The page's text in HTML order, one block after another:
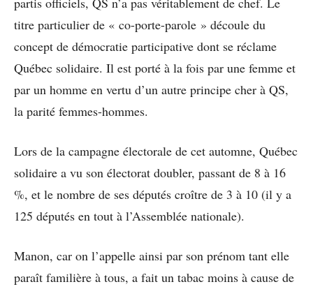
titre particulier de « co-porte-parole » découle du
concept de démocratie participative dont se réclame
Québec solidaire. Il est porté à la fois par une femme et
par un homme en vertu d’un autre principe cher à QS,
la parité femmes-hommes.
Lors de la campagne électorale de cet automne, Québec
solidaire a vu son électorat doubler, passant de 8 à 16
%, et le nombre de ses députés croître de 3 à 10 (il y a
125 députés en tout à l’Assemblée nationale).
Manon, car on l’appelle ainsi par son prénom tant elle
paraît familière à tous, a fait un tabac moins à cause de